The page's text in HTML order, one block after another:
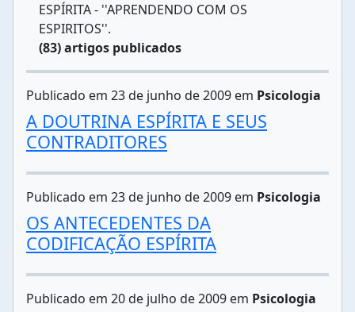
ESPÍRITA - ''APRENDENDO COM OS
ESPIRITOS''.
(83) artigos publicados
Publicado em 23 de junho de 2009 em Psicologia
A DOUTRINA ESPÍRITA E SEUS
CONTRADITORES
Publicado em 23 de junho de 2009 em Psicologia
OS ANTECEDENTES DA
CODIFICAÇÃO ESPÍRITA
Publicado em 20 de julho de 2009 em Psicologia